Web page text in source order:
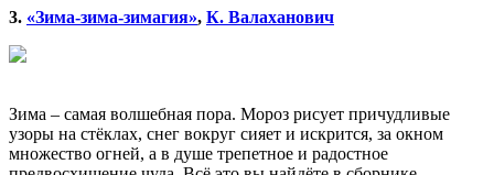
3. «Зима-зима-зимагия», К. Валаханович
Зима – самая волшебная пора. Мороз рисует причудливые
узоры на стёклах, снег вокруг сияет и искрится, за окном
множество огней, а в душе трепетное и радостное